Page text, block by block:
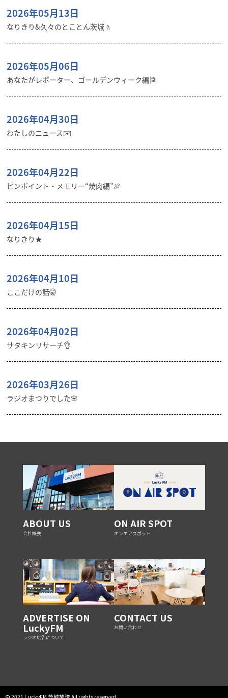
2026年05月13日
なりきり&久々のとことん茨城🚶
2026年05月06日
あなたがレポーター、ゴールデンウィーク編🎏
2026年04月30日
わたしのニュース✉️
2026年04月22日
ピンポイント・メモリー“焼肉編”🍖
2026年04月15日
なりきり★
2026年04月10日
ここだけの話🤫
2026年04月02日
サタキンリサーチ👌
2026年03月26日
ラジオまつりでした🌸
ABOUT US
会社概要
ON AIR SPOT
オンエアスポット
ADVERTISE ON
LuckyFM
ラジオ広告について
CONTACT US
お問い合わせ